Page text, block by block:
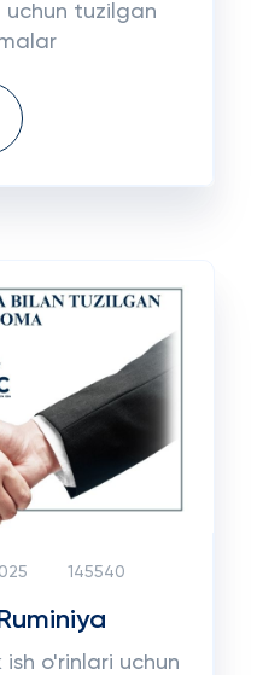
uchun tuzilgan
145540
o'rinlari uchun